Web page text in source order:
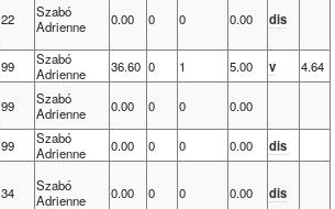
22
Szabó
Adrienne
0.00 0 0 0.00 dis
99
Szabó
Adrienne
36.60 0 1 5.00 v
4.64
99
Szabó
Adrienne
0.00 0 0
0.00
99
Szabó
Adrienne
0.00 0 0 0.00
dis
34
Szabó
Adrienne
0.00 0 0 0.00 dis